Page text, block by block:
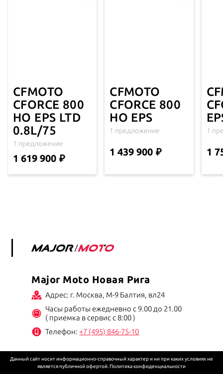
CFMOTO
CFORCE 800
HO EPS LTD
0.8L/75
1 предложение
1 619 900
CFMOTO
CFORCE 800
HO EPS
1 предложение
1 439 900
1
1
Major Moto Новая Рига
Адрес: г. Москва, М-9 Балтия, вл24
Часы работы ежедневно с 9.00 до 21.00
( приемка в сервис с 8:00 )
Телефон:+7 (495) 846-75-10
Данный сайт носит информационно-справочный характер и ни при каких условиях не
является публичной офертой. Политика конфиденциальности